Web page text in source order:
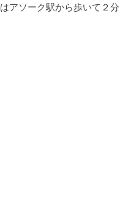
はアソーク駅から歩いて２分